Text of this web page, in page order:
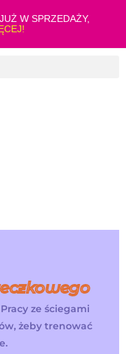
W SPRZEDAŻY,
ze ściegami
żeby trenować